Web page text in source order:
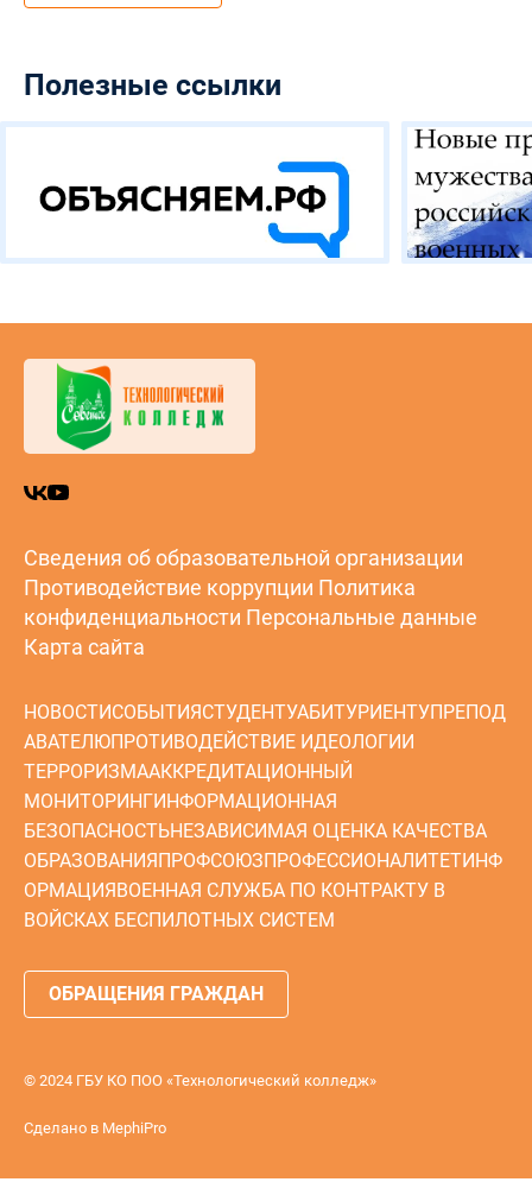
Сведения об образовательной организации
Противодействие коррупции
НОВОСТИСОБЫТИЯСТУДЕНТУАБИТУРИЕНТУ ПРЕПОД
АВАТЕЛЮПРОТИВОДЕЙСТВИЕ ИДЕОЛОГИИ
НЕЗАВИСИМАЯ ОЦЕНКА КАЧЕСТВА
ПРОФСОЮЗ ПРОФЕССИОНАЛИТЕТ
ВОЕННАЯ СЛУЖБА ПО КОНТРАКТУ В
ВОЙСКАХ БЕСПИЛОТНЫХ СИСТЕМ
ОБРАЩЕНИЯ ГРАЖДАН
© 2024 ГБУ КО ПОО «Технологический колледж»